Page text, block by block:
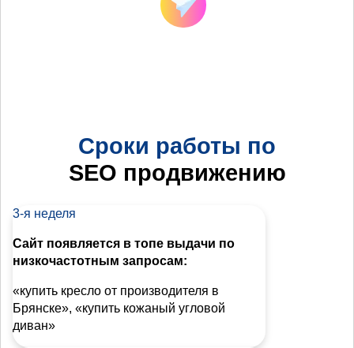
Сроки работы по
SEO продвижению
3-я неделя
Сайт появляется в топе выдачи по
низкочастотным запросам:
«купить кресло от производителя в
Брянске», «купить кожаный угловой
диван»